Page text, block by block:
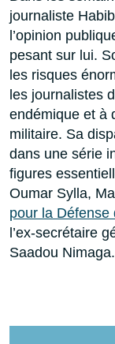
journaliste
l’opinion
pesant sur lui.
les risques
les journalistes
endémique et à
militaire. Sa
dans une série
figures
Oumar Sylla,
pour la Défense
l’ex-secrétaire
Saadou Nimaga.